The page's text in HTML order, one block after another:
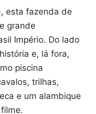
esta fazenda de
grande
Império. Do lado
e, lá fora,
piscina
trilhas,
e um alambique